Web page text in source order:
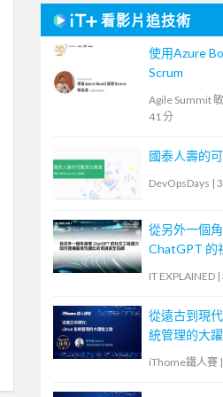
看影片追技術
使用Azure
Scrum
Agile Summit
41 分
國泰人壽的
DevOpsDays |
從另外一個
ChatGPT 的
力—如何建構
IT EXPLAINED |
從遠古到現
統管理的大
iThome鐵人賽 |